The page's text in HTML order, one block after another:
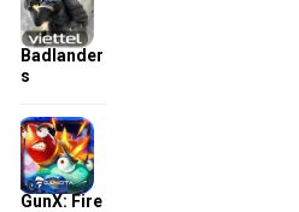
Badlander
s
GunX: Fire